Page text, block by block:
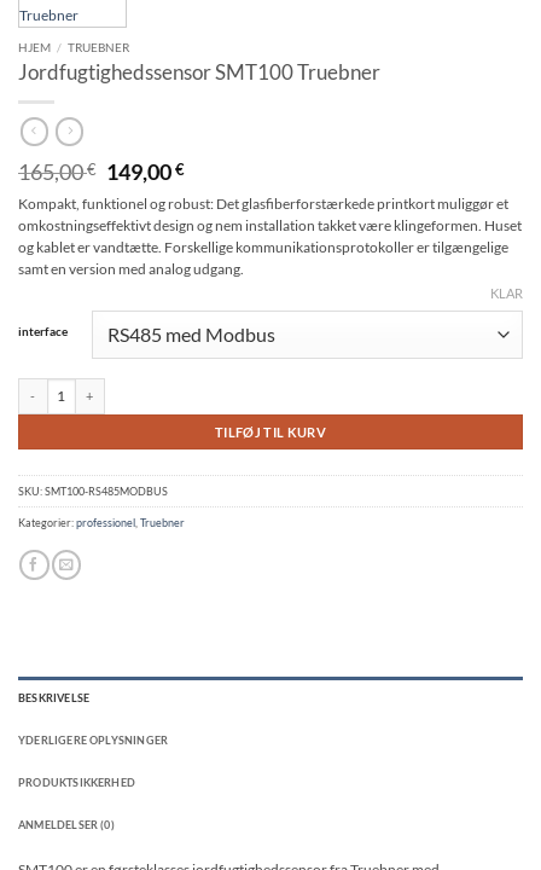
HJEM / TRUEBNER
Jordfugtighedssensor SMT100 Truebner
165,00€ Oprindelig
var:
€165,00.
149,00€Nuværende
er:
€149,00.
Kompakt, funktionel og robust: Det glasfiberforstærkede printkort muliggør et
omkostningseffektivt design og nem installation takket være klingeformen. Huset
og kablet er vandtætte. Forskellige kommunikationsprotokoller er tilgængelige
samt en version med analog udgang.
interface
KLAR
TILFØJ TIL KURV
SKU:SMT100-RS485MODBUS
Kategorier:professionel,Truebner
BESKRIVELSE
YDERLIGERE OPLYSNINGER
PRODUKTSIKKERHED
ANMELDELSER (0)